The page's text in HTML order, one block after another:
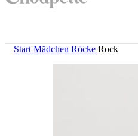
Start Mädchen Röcke Rock